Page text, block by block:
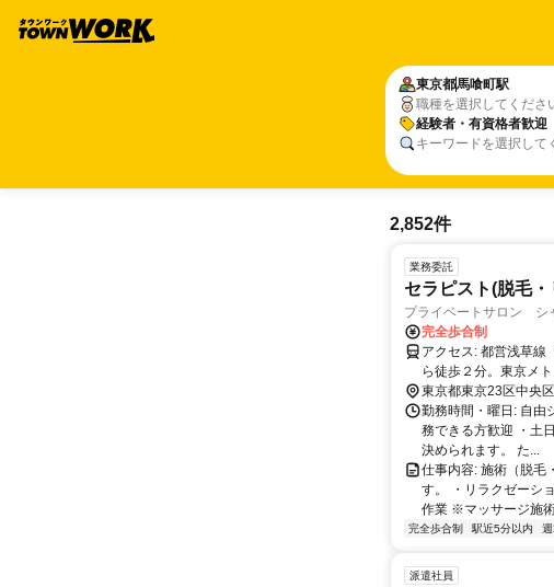
東京都馬喰町駅
職種を選択してくださ
経験者・有資格者歓迎
キーワードを選択して
2,852件
業務委託
セラピスト(脱毛
プライベートサロン シ
完全歩合制
アクセス: 都営浅草線「東日本橋」、都営新宿線「馬喰横山」、JR「馬喰町」駅か
ら徒歩２分。東京メ
東京都東京23区中央区
勤務時間・曜日: 自由
務できる方歓迎 ・土
決められます。 た...
仕事内容: 施術（脱毛
す。 ・リラクゼーシ
作業 ※マッサージ施
完全歩合制 駅近5分以内
派遣社員